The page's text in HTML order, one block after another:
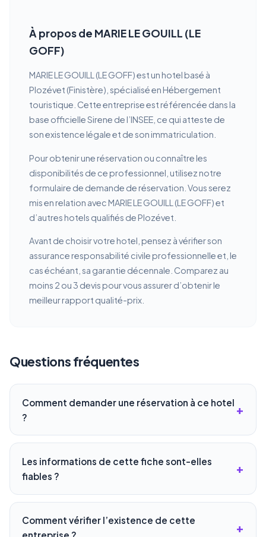
À propos de MARIE LE GOUILL (LE
GOFF)
MARIE LE GOUILL (LE GOFF) est un hotel basé à
Plozévet (Finistère), spécialisé en Hébergement
touristique. Cette entreprise est référencée dans la
base officielle Sirene de l’INSEE, ce qui atteste de
son existence légale et de son immatriculation.
Pour obtenir une réservation ou connaître les
disponibilités de ce professionnel, utilisez notre
formulaire de demande de réservation. Vous serez
mis en relation avec MARIE LE GOUILL (LE GOFF) et
d’autres hotels qualifiés de Plozévet.
Avant de choisir votre hotel, pensez à vérifier son
assurance responsabilité civile professionnelle et, le
cas échéant, sa garantie décennale. Comparez au
moins 2 ou 3 devis pour vous assurer d’obtenir le
meilleur rapport qualité-prix.
Questions fréquentes
Comment demander une réservation à ce hotel
?
Les informations de cette fiche sont-elles
fiables ?
Comment vérifier l’existence de cette